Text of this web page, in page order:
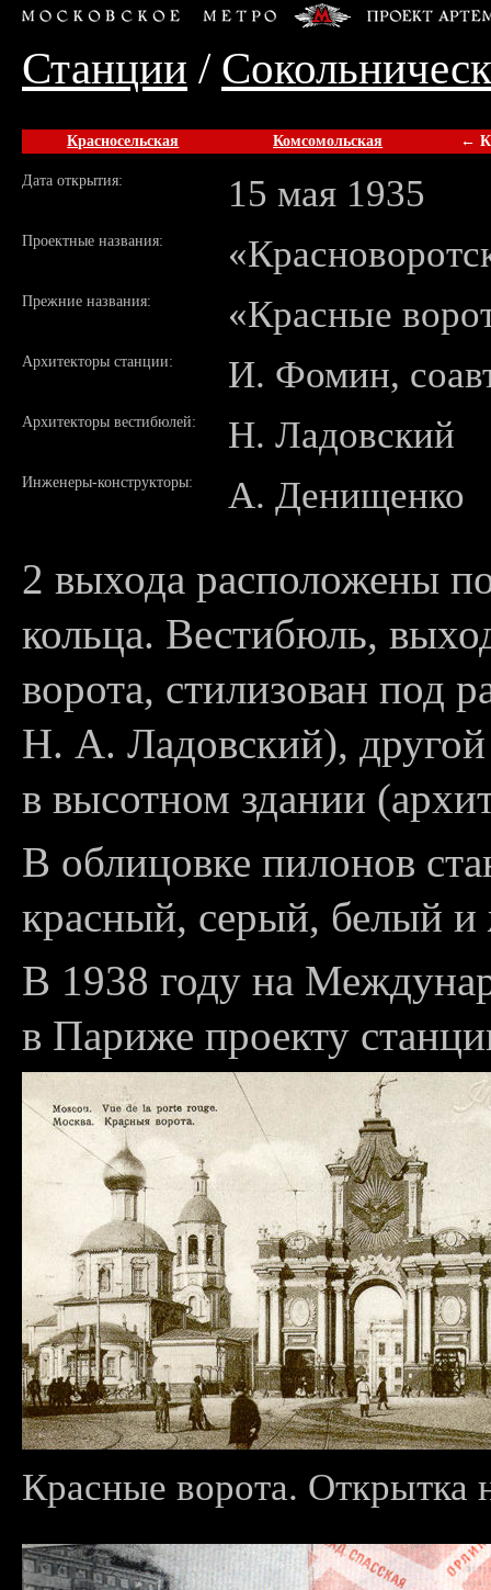
Станции /
Красносельская Комсомольская ←
Дата открытия: 15 мая 1935
Проектные названия:
Прежние названия: «Красные
Архитекторы станции: И. Фомин,
Архитекторы вестибюлей: Н. Ладовский
Инженеры-конструкторы: А. Денищенко
2 выхода расположены
кольца. Вестибюль,
ворота, стилизован под
Н. А. Ладовский),
в высотном здании
В облицовке пилонов
красный, серый, белый
В 1938 году на
в Париже проекту
Красные ворота. Открытка